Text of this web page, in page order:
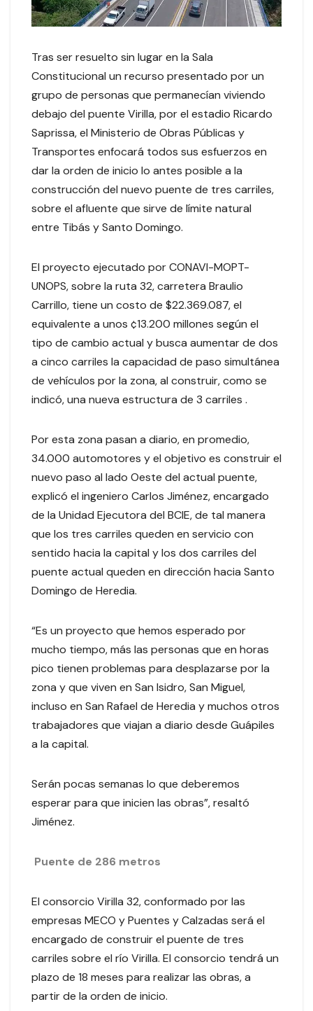
Tras ser resuelto sin lugar en la Sala
Constitucional un recurso presentado por un
grupo de personas que permanecían viviendo
debajo del puente Virilla, por el estadio Ricardo
Saprissa, el Ministerio de Obras Públicas y
Transportes enfocará todos sus esfuerzos en
dar la orden de inicio lo antes posible a la
construcción del nuevo puente de tres carriles,
sobre el afluente que sirve de límite natural
entre Tibás y Santo Domingo.
El proyecto ejecutado por CONAVI-MOPT-
UNOPS, sobre la ruta 32, carretera Braulio
Carrillo, tiene un costo de $22.369.087, el
equivalente a unos ¢13.200 millones según el
tipo de cambio actual y busca aumentar de dos
a cinco carriles la capacidad de paso simultánea
de vehículos por la zona, al construir, como se
indicó, una nueva estructura de 3 carriles .
Por esta zona pasan a diario, en promedio,
34.000 automotores y el objetivo es construir el
nuevo paso al lado Oeste del actual puente,
explicó el ingeniero Carlos Jiménez, encargado
de la Unidad Ejecutora del BCIE, de tal manera
que los tres carriles queden en servicio con
sentido hacia la capital y los dos carriles del
puente actual queden en dirección hacia Santo
Domingo de Heredia.
“Es un proyecto que hemos esperado por
mucho tiempo, más las personas que en horas
pico tienen problemas para desplazarse por la
zona y que viven en San Isidro, San Miguel,
incluso en San Rafael de Heredia y muchos otros
trabajadores que viajan a diario desde Guápiles
a la capital.
Serán pocas semanas lo que deberemos
esperar para que inicien las obras”, resaltó
Jiménez.
Puente de 286 metros
El consorcio Virilla 32, conformado por las
empresas MECO y Puentes y Calzadas será el
encargado de construir el puente de tres
carriles sobre el río Virilla. El consorcio tendrá un
plazo de 18 meses para realizar las obras, a
partir de la orden de inicio.